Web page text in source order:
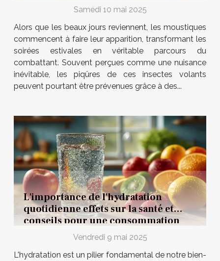
Samedi 10 mai 2025
Alors que les beaux jours reviennent, les moustiques
commencent à faire leur apparition, transformant les
soirées estivales en véritable parcours du
combattant. Souvent perçues comme une nuisance
inévitable, les piqûres de ces insectes volants
peuvent pourtant être prévenues grâce à des...
L'importance de l'hydratation
quotidienne effets sur la santé et
conseils pour une consommation
Vendredi 9 mai 2025
L'hydratation est un pilier fondamental de notre bien-